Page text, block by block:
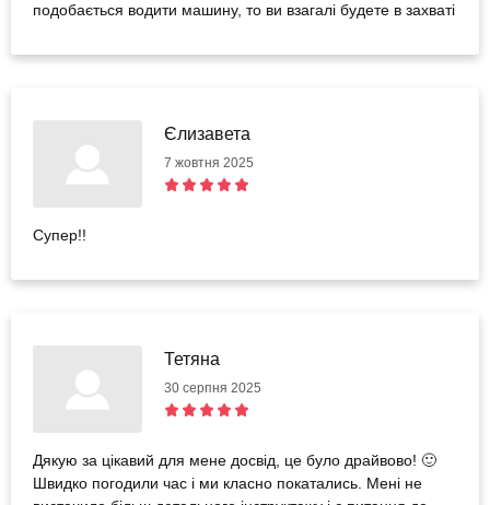
подобається водити машину, то ви взагалі будете в захваті
Єлизавета
7 жовтня 2025
Супер!!
Тетяна
30 серпня 2025
Дякую за цікавий для мене досвід, це було драйвово! 🙂
Швидко погодили час і ми класно покатались. Мені не